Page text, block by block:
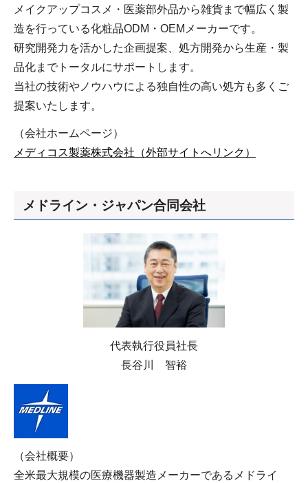
メイクアップコスメ・医薬部外品から雑貨まで幅広く製
造を行っている化粧品ODM・OEMメーカーです。
研究開発力を活かした企画提案、処方開発から生産・製
品化までトータルにサポートします。
当社の技術やノウハウによる独自性の高い処方も多くご
提案いたします。
（会社ホームページ）
メディコス製薬株式会社（外部サイトへリンク）
メドライン・ジャパン合同会社
代表執行役員社長
長谷川 智裕
（会社概要）
全⽶最⼤規模の医療機器製造メーカーであるメドライ